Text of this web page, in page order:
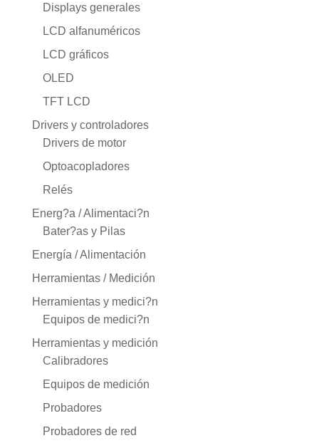
Displays generales
LCD alfanuméricos
LCD gráficos
OLED
TFT LCD
Drivers y controladores
Drivers de motor
Optoacopladores
Relés
Energ?a / Alimentaci?n
Bater?as y Pilas
Energía / Alimentación
Herramientas / Medición
Herramientas y medici?n
Equipos de medici?n
Herramientas y medición
Calibradores
Equipos de medición
Probadores
Probadores de red